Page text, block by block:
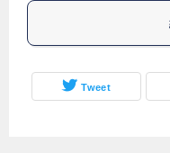
Tweet